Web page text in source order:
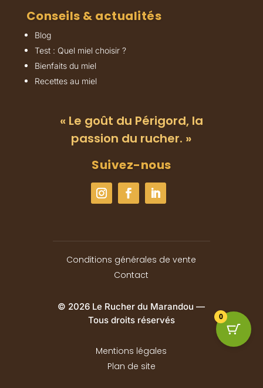
Conseils & actualités
Blog
Test : Quel miel choisir ?
Bienfaits du miel
Recettes au miel
« Le goût du Périgord, la
passion du rucher. »
Suivez-nous
Conditions générales de vente
Contact
© 2026 Le Rucher du Marandou —
Tous droits réservés
Mentions légales
Plan de site
0